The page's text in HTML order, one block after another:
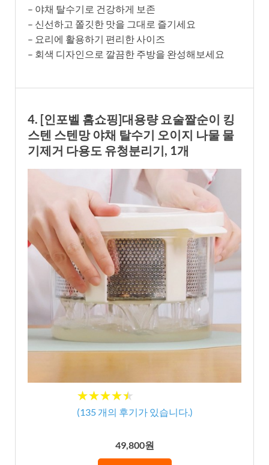
– 야채 탈수기로 건강하게 보존
– 신선하고 쫄깃한 맛을 그대로 즐기세요
– 요리에 활용하기 편리한 사이즈
– 회색 디자인으로 깔끔한 주방을 완성해보세요
4. [인포벨 홈쇼핑]대용량 요술짤순이 킹
스텐 스텐망 야채 탈수기 오이지 나물 물
기제거 다용도 유청분리기, 1개
★★★★★
★★★★★
(135개의 후기가 있습니다.)
49,800원